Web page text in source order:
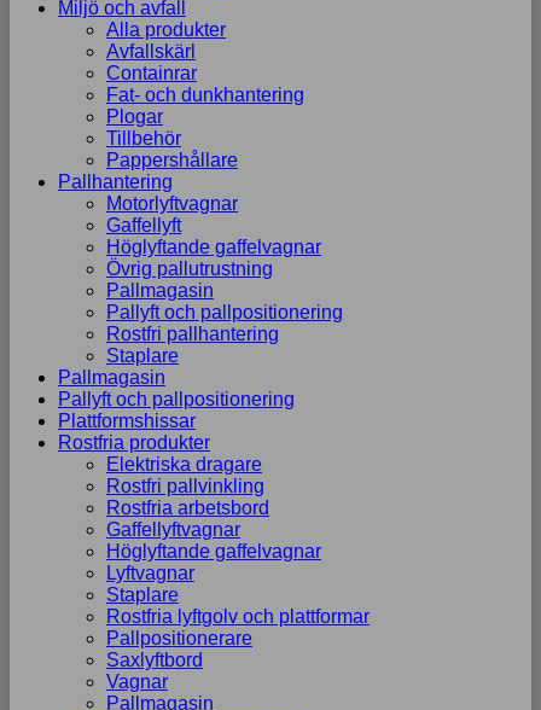
Miljö och avfall
Alla produkter
Avfallskärl
Containrar
Fat- och dunkhantering
Plogar
Tillbehör
Pappershållare
Pallhantering
Motorlyftvagnar
Gaffellyft
Höglyftande gaffelvagnar
Övrig pallutrustning
Pallmagasin
Pallyft och pallpositionering
Rostfri pallhantering
Staplare
Pallmagasin
Pallyft och pallpositionering
Plattformshissar
Rostfria produkter
Elektriska dragare
Rostfri pallvinkling
Rostfria arbetsbord
Gaffellyftvagnar
Höglyftande gaffelvagnar
Lyftvagnar
Staplare
Rostfria lyftgolv och plattformar
Pallpositionerare
Saxlyftbord
Vagnar
Pallmagasin